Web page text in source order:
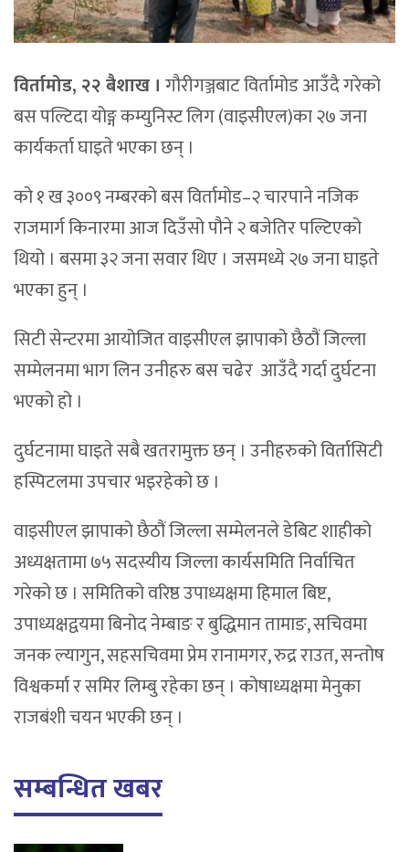
विर्तामोड, २२ बैशाख । गौरीगञ्जबाट विर्तामोड आउँदै गरेको
बस पल्टिदा योङ्ग कम्युनिस्ट लिग (वाइसीएल)का २७ जना
कार्यकर्ता घाइते भएका छन् ।
को १ ख ३००९ नम्बरको बस विर्तामोड–२ चारपाने नजिक
राजमार्ग किनारमा आज दिउँसो पौने २ बजेतिर पल्टिएको
थियो । बसमा ३२ जना सवार थिए । जसमध्ये २७ जना घाइते
भएका हुन् ।
सिटी सेन्टरमा आयोजित वाइसीएल झापाको छैठौं जिल्ला
सम्मेलनमा भाग लिन उनीहरु बस चढेर आउँदै गर्दा दुर्घटना
भएको हो ।
दुर्घटनामा घाइते सबै खतरामुक्त छन् । उनीहरुको विर्तासिटी
हस्पिटलमा उपचार भइरहेको छ ।
वाइसीएल झापाको छैठौं जिल्ला सम्मेलनले डेबिट शाहीको
अध्यक्षतामा ७५ सदस्यीय जिल्ला कार्यसमिति निर्वाचित
गरेको छ । समितिको वरिष्ठ उपाध्यक्षमा हिमाल बिष्ट,
उपाध्यक्षद्वयमा बिनोद नेम्बाङ र बुद्धिमान तामाङ, सचिवमा
जनक ल्यागुन, सहसचिवमा प्रेम रानामगर, रुद्र राउत, सन्तोष
विश्वकर्मा र समिर लिम्बु रहेका छन् । कोषाध्यक्षमा मेनुका
राजबंशी चयन भएकी छन् ।
सम्बन्धित खबर